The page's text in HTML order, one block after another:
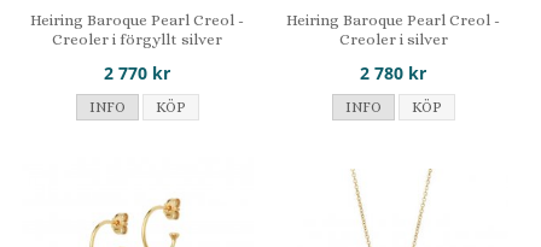
Heiring Baroque Pearl Creol -
Creoler i förgyllt silver
2 770 kr
INFO KÖP
Heiring Baroque Pearl Creol -
Creoler i silver
2 780 kr
INFO KÖP